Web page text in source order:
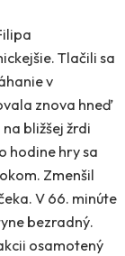
Tlačili sa
v
znova hneď
bližšej žrdi
hodine hry sa
Zmenšil
V 66. minúte
bezradný.
osamotený